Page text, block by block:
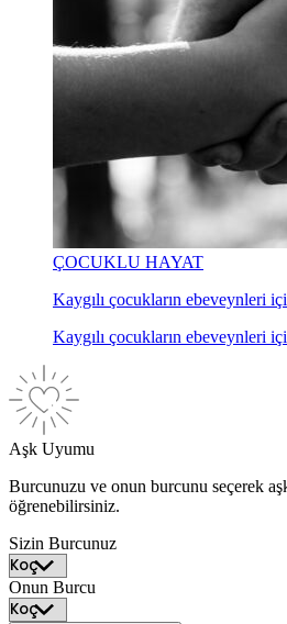
ÇOCUKLU HAYAT
Kaygılı çocukların ebeveynleri
Kaygılı çocukların ebeveynleri
Aşk Uyumu
Burcunuzu ve onun burcunu seçerek
öğrenebilirsiniz.
Sizin Burcunuz
Onun Burcu